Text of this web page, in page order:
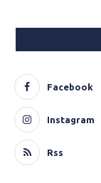
Facebook
Instagram
Rss